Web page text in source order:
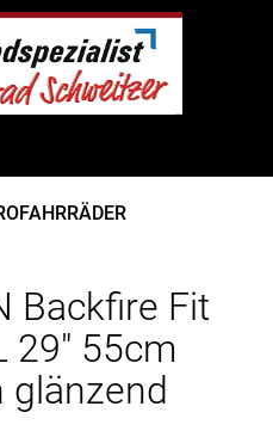
Backfire Fit
29" 55cm
glänzend